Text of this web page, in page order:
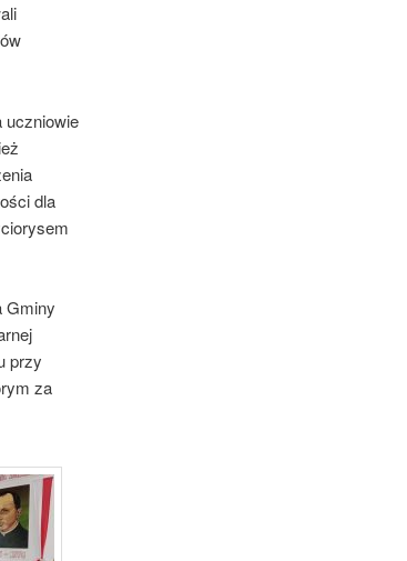
uczniowie
dla
Gminy
przy
za